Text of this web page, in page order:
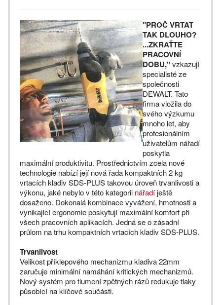
"PROČ VRTAT
TAK DLOUHO?
...ZKRAŤTE
PRACOVNÍ
DOBU,"vzkazují
specialisté ze
společnosti
DEWALT. Tato
firma vložila do
svého výzkumu
mnoho let, aby
profesionálním
uživatelům nářadí
poskytla
maximální produktivitu. Prostřednictvím zcela nové
technologie nabízí její nová řada kompaktních 2 kg
vrtacích kladiv SDS-PLUS takovou úroveň trvanlivosti a
výkonu, jaké nebylo v této kategorii nářadíještě
dosaženo. Dokonalá kombinace vyvážení, hmotnosti a
vynikající ergonomie poskytují maximální komfort při
všech pracovních aplikacích. Jedná se o zásadní
průlom na trhu kompaktních vrtacích kladiv SDS-PLUS.
Trvanlivost
Velikost příklepového mechanizmu kladiva 22mm
zaručuje minimální namáhání kritických mechanizmů.
Nový systém pro tlumení zpětných rázů redukuje tlaky
působící na klíčové součásti.